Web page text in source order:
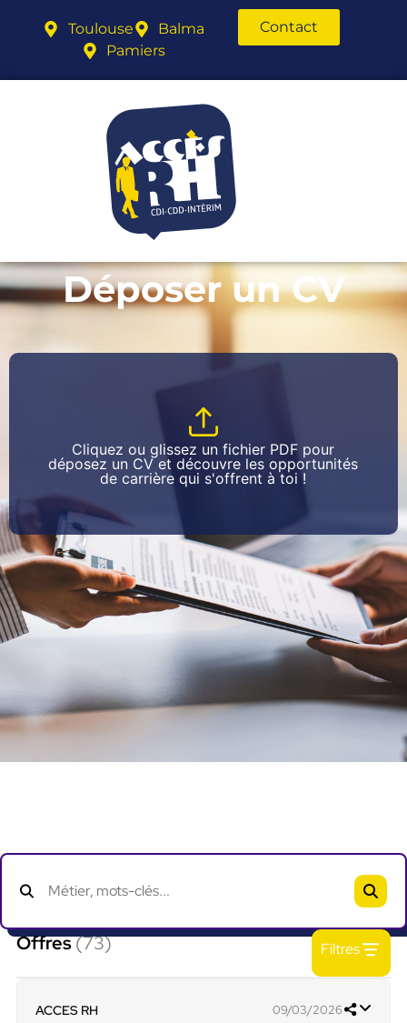
Toulouse
Balma
Pamiers
Contact
Déposer un CV
Cliquez ou glissez un fichier PDF pour
déposez un CV et découvre les opportunités
de carrière qui s'offrent à toi !
Offres(73) Filtres
ACCES RH 09/03/2026